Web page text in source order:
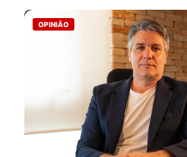
OPINIÃO